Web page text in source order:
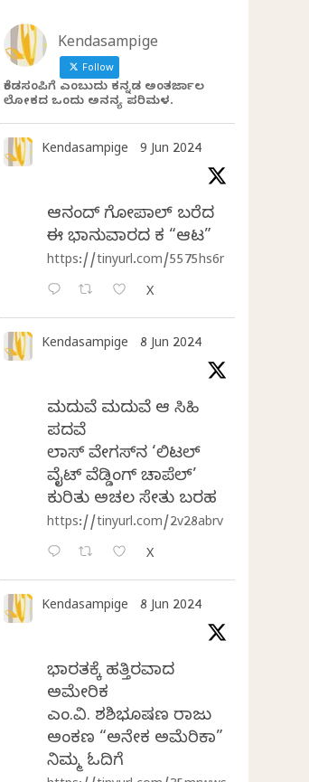
Kendasampige
Follow
ಕೆಂಡಸಂಪಿಗೆ ಎಂಬುದು ಕನ್ನಡ ಅಂತರ್ಜಾಲ
ಲೋಕದ ಒಂದು ಅನನ್ಯ ಪರಿಮಳ.
Kendasampige 9 Jun 2024
ಆನಂದ್‌ ಗೋಪಾಲ್‌ ಬರೆದ
ಈ ಭಾನುವಾರದ ಕತೆ “ಆಟ”
https://tinyurl.com/5575hs6r
X
Kendasampige 8 Jun 2024
ಮದುವೆ ಮದುವೆ ಆ ಸಿಹಿ
ಪದವೆ
ಲಾಸ್‌ ವೇಗಸ್‌ನ ‘ಲಿಟಲ್
ವೈಟ್ ವೆಡ್ಡಿಂಗ್ ಚಾಪೆಲ್’
ಕುರಿತು ಅಚಲ ಸೇತು ಬರಹ
https://tinyurl.com/2v28abrv
X
Kendasampige 8 Jun 2024
ಭಾರತಕ್ಕೆ ಹತ್ತಿರವಾದ
ಅಮೇರಿಕ
ಎಂ.ವಿ. ಶಶಿಭೂಷಣ ರಾಜು
ಅಂಕಣ “ಅನೇಕ ಅಮೆರಿಕಾ”
ನಿಮ್ಮ ಓದಿಗೆ